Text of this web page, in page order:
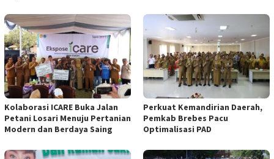
Kolaborasi ICARE Buka Jalan
Petani Losari Menuju Pertanian
Modern dan Berdaya Saing
Perkuat Kemandirian Daerah,
Pemkab Brebes Pacu
Optimalisasi PAD